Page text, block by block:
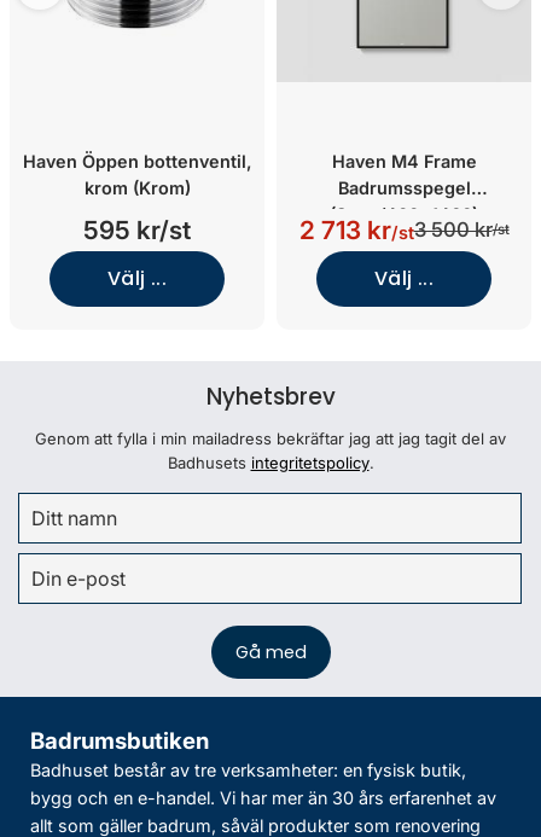
Haven Öppen bottenventil,
krom (Krom)
595 kr/st
Välj ...
Haven M4 Frame
Badrumsspegel
(Svart/400x1460)
2 713 kr/st3 500 kr/st
Välj ...
Nyhetsbrev
Genom att fylla i min mailadress bekräftar jag att jag tagit del av
Badhusets integritetspolicy.
Badrumsbutiken
Badhuset består av tre verksamheter: en fysisk butik,
bygg och en e-handel. Vi har mer än 30 års erfarenhet av
allt som gäller badrum, såväl produkter som renovering